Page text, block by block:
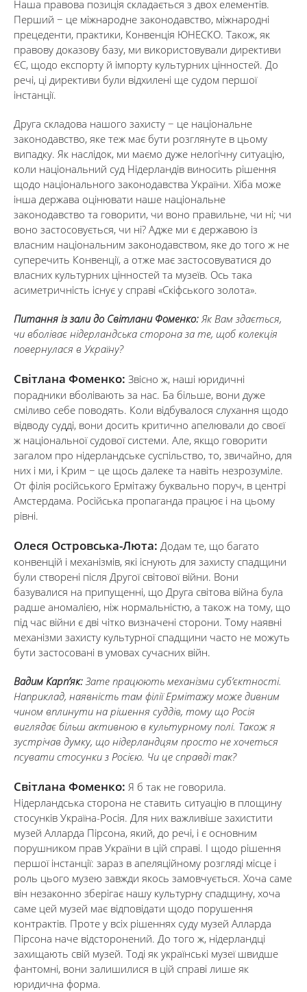
Наша правова позиція складається з двох елементів.
Перший − це міжнародне законодавство, міжнародні
прецеденти, практики, Конвенція ЮНЕСКО. Також, як
правову доказову базу, ми використовували директиви
ЄС, щодо експорту й імпорту культурних цінностей. До
речі, ці директиви були відхилені ще судом першої
інстанції.
Друга складова нашого захисту − це національне
законодавство, яке теж має бути розглянуте в цьому
випадку. Як наслідок, ми маємо дуже нелогічну ситуацію,
коли національний суд Нідерландів виносить рішення
щодо національного законодавства України. Хіба може
інша держава оцінювати наше національне
законодавство та говорити, чи воно правильне, чи ні; чи
воно застосовується, чи ні? Адже ми є державою із
власним національним законодавством, яке до того ж не
суперечить Конвенції, а отже має застосовуватися до
власних культурних цінностей та музеїв. Ось така
асиметричність існує у справі «Скіфського золота».
Питання із зали до Світлани Фоменко: Як Вам здається,
чи вболіває нідерландська сторона за те, щоб колекція
повернулася в Україну?
Світлана Фоменко: Звісно ж, наші юридичні
порадники вболівають за нас. Ба більше, вони дуже
сміливо себе поводять. Коли відбувалося слухання щодо
відводу судді, вони досить критично апелювали до своєї
ж національної судової системи. Але, якщо говорити
загалом про нідерландське суспільство, то, звичайно, для
них і ми, і Крим − це щось далеке та навіть незрозуміле.
От філія російського Ермітажу буквально поруч, в центрі
Амстердама. Російська пропаганда працює і на цьому
рівні.
Олеся Островська-Люта: Додам те, що багато
конвенцій і механізмів, які існують для захисту спадщини
були створені після Другої світової війни. Вони
базувалися на припущенні, що Друга світова війна була
радше аномалією, ніж нормальністю, а також на тому, що
під час війни є дві чітко визначені сторони. Тому наявні
механізми захисту культурної спадщини часто не можуть
бути застосовані в умовах сучасних війн.
Вадим Карп’як:Зате працюють механізми суб’єктності.
Наприклад, наявність там філії Ермітажу може дивним
чином вплинути на рішення суддів, тому що Росія
виглядає більш активною в культурному полі. Також я
зустрічав думку, що нідерландцям просто не хочеться
псувати стосунки з Росією. Чи це справді так?
Світлана Фоменко: Я б так не говорила.
Нідерландська сторона не ставить ситуацію в площину
стосунків Україна-Росія. Для них важливіше захистити
музей Алларда Пірсона, який, до речі, і є основним
порушником прав України в цій справі. І щодо рішення
першої інстанції: зараз в апеляційному розгляді місце і
роль цього музею завжди якось замовчується. Хоча саме
він незаконно зберігає нашу культурну спадщину, хоча
саме цей музей має відповідати щодо порушення
контрактів. Проте у всіх рішеннях суду музей Алларда
Пірсона наче відсторонений. До того ж, нідерландці
захищають свій музей. Тоді як українські музеї швидше
фантомні, вони залишилися в цій справі лише як
юридична форма.